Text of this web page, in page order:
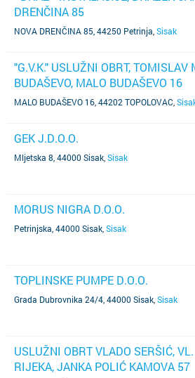
DRENČINA 85
NOVA DRENČINA 85, 44250 Petrinja Sisak
"G.V.K." USLUŽNI OBRT, TOMISLAV
BUDAŠEVO, MALO BUDAŠEVO 16
MALO BUDAŠEVO 16, 44202 TOPOLOVAC
GEK J.D.O.O.
Mljetska 8, 44000 Sisak Sisak
MORUS NIGRA D.O.O.
Petrinjska, 44000 Sisak Sisak
TOPLINSKE PUMPE D.O.O.
Grada Dubrovnika 24/4, 44000 Sisak Sisak
USLUŽNI OBRT VLADO SERŠIĆ,
RIJEKA, JANKA POLIĆ KAMOVA 57